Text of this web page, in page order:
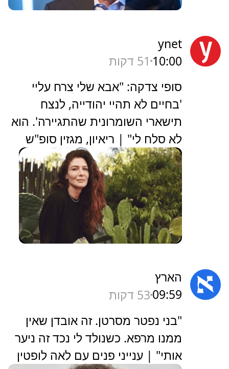
ynet
10:00 51 דקות
סופי צדקה: "אבא שלי צרח עליי
'בחיים לא תהיי יהודייה, לנצח
תישארי השומרונית שהתגיירה'. הוא
לא סלח לי" | ריאיון, מגזין סופ"ש
הארץ
09:5953 דקות
‏"בני נפטר מסרטן. זה אובדן שאין
ממנו מרפא. כשנולד לי נכד זה ניער
אותי" | ענייני פנים עם לאה לופטין